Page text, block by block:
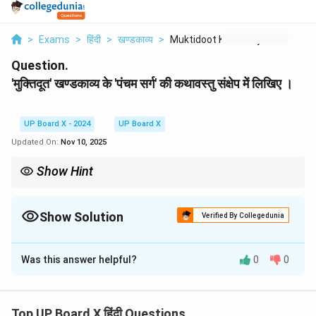
> Exams > हिंदी > खण्डकाव्य > Muktidoot Khndkavy K...
Question.
'मुक्तिदूत' खण्डकाव्य के 'पंचम सर्ग' की कथावस्तु संक्षेप में लिखिए ।
UP Board X - 2024
UP Board X
Updated On: Nov 10, 2025
Show Hint
को अपने उत्तर में अवश्य शामिल करें।
Show Solution Verified By Collegedunia
Solution and Explanation
'मुक्तिदूत' खण्डकाव्य के पंचम सर्ग में कवि ने भारत की स्वतंत्रता प्राप्ति
Was this answer helpful? 0 0